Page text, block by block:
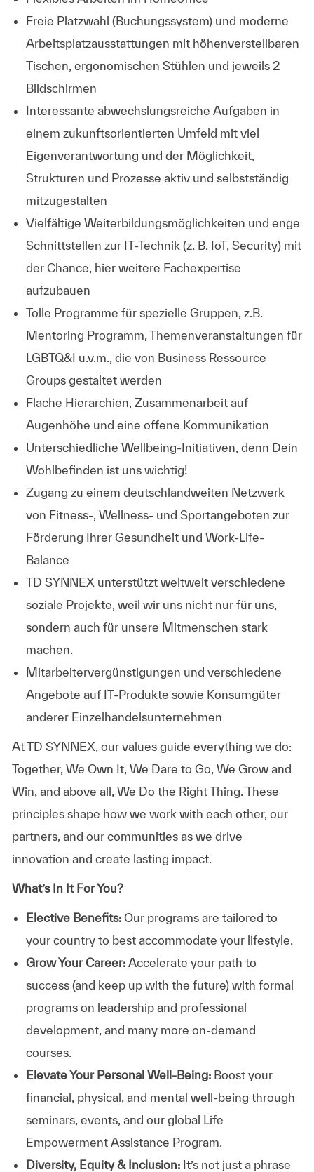
Freie Platzwahl (Buchungssystem) und moderne
Arbeitsplatzausstattungen mit höhenverstellbaren
Tischen, ergonomischen Stühlen und jeweils 2
Bildschirmen
Interessante abwechslungsreiche Aufgaben in
einem zukunftsorientierten Umfeld mit viel
Eigenverantwortung und der Möglichkeit,
Strukturen und Prozesse aktiv und selbstständig
mitzugestalten
Vielfältige Weiterbildungsmöglichkeiten und enge
Schnittstellen zur IT-Technik (z. B. IoT, Security) mit
der Chance, hier weitere Fachexpertise
aufzubauen
Tolle Programme für spezielle Gruppen, z.B.
Mentoring Programm, Themenveranstaltungen für
LGBTQ&I u.v.m., die von Business Ressource
Groups gestaltet werden
Flache Hierarchien, Zusammenarbeit auf
Augenhöhe und eine offene Kommunikation
Unterschiedliche Wellbeing-Initiativen, denn Dein
Wohlbefinden ist uns wichtig!
Zugang zu einem deutschlandweiten Netzwerk
von Fitness-, Wellness- und Sportangeboten zur
Förderung Ihrer Gesundheit und Work-Life-
Balance
TD SYNNEX unterstützt weltweit verschiedene
soziale Projekte, weil wir uns nicht nur für uns,
sondern auch für unsere Mitmenschen stark
machen.
Mitarbeitervergünstigungen und verschiedene
Angebote auf IT-Produkte sowie Konsumgüter
anderer Einzelhandelsunternehmen
At TD SYNNEX, our values guide everything we do:
Together, We Own It, We Dare to Go, We Grow and
Win, and above all, We Do the Right Thing. These
principles shape how we work with each other, our
partners, and our communities as we drive
innovation and create lasting impact.
What’s In It For You?
Elective Benefits:Our programs are tailored to
your country to best accommodate your lifestyle.
Grow Your Career: Accelerate your path to
success (and keep up with the future) with formal
programs on leadership and professional
development, and many more on-demand
courses.
Elevate Your Personal Well-Being:Boost your
financial, physical, and mental well-being through
seminars, events, and our global Life
Empowerment Assistance Program.
Diversity, Equity & Inclusion: It’s not just a phrase